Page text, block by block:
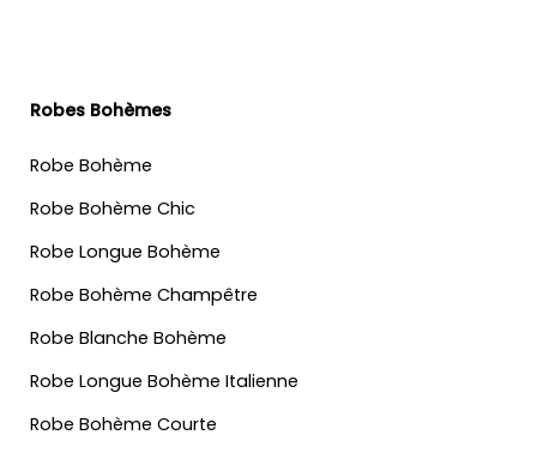
Robes Bohèmes
Robe Bohème
Robe Bohème Chic
Robe Longue Bohème
Robe Bohème Champêtre
Robe Blanche Bohème
Robe Longue Bohème Italienne
Robe Bohème Courte